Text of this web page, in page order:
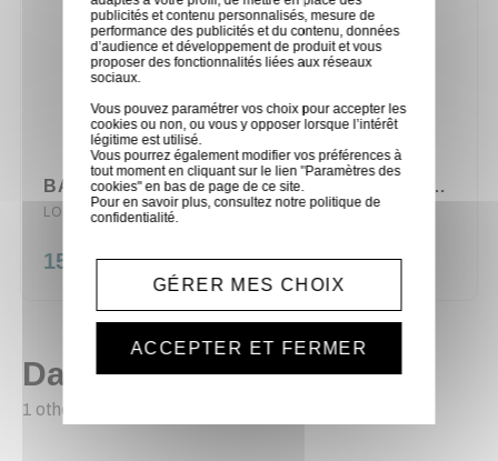
BAR LED LUMIERE NOIRE SLIMSTRIP 18 LEDS UV 3W CHAUVET
LOC/SLIMSTRIPUV18
15,00 €
Dans la même catégorie
1 other product seleted for you
publicités et contenu personnalisés, mesure de
performance des publicités et du contenu, données
d’audience et développement de produit et vous
proposer des fonctionnalités liées aux réseaux
sociaux.
Vous pouvez paramétrer vos choix pour accepter les
cookies ou non, ou vous y opposer lorsque l’intérêt
légitime est utilisé.
Vous pourrez également modifier vos préférences à
tout moment en cliquant sur le lien "Paramètres des
cookies" en bas de page de ce site.
Pour en savoir plus, consultez notrepolitique de
confidentialité.
GÉRER MES CHOIX
ACCEPTER ET FERMER